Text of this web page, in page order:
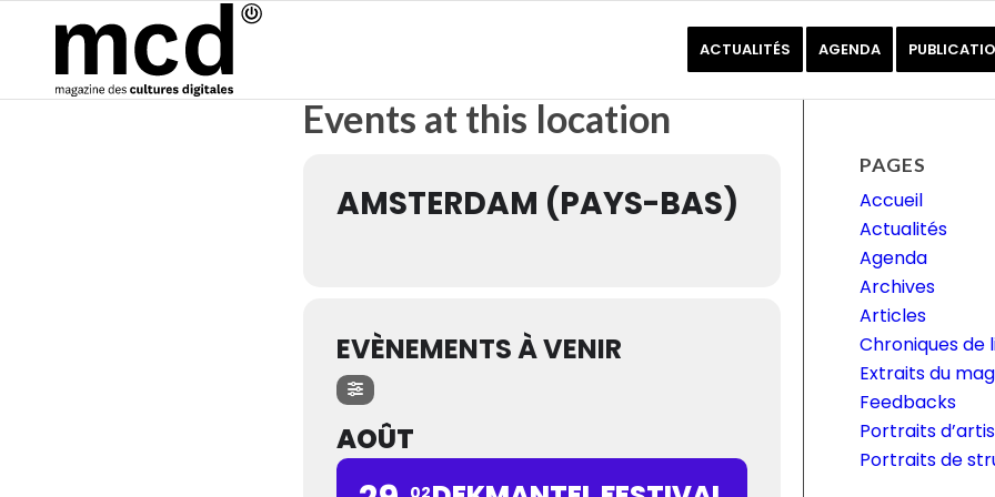
ACTUALITÉS AGENDA
Events at this location
AMSTERDAM (PAYS-BAS)
EVÈNEMENTS À VENIR
AOÛT
02
PAGES
Accueil
Actualités
Agenda
Archives
Articles
Chroniques de
Extraits du
Feedbacks
Portraits
Portraits de